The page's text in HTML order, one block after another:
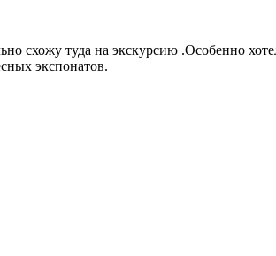
схожу туда на экскурсию .Особенно
экспонатов.